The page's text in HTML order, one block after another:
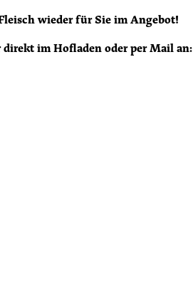
wieder für Sie im Angebot!
im Hofladen oder per Mail an: